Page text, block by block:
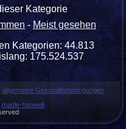
Kategorie
- Meist gesehen
Kategorien: 44.813
175.524.537
allgemeine Geschäftsbedingungen
madle-fotowelt